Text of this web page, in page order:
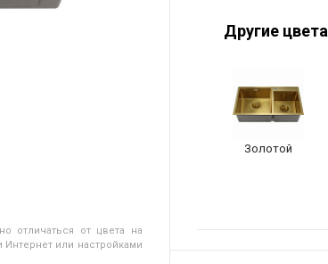
отличаться от цвета на
или настройками
Другие цвета
Золотой